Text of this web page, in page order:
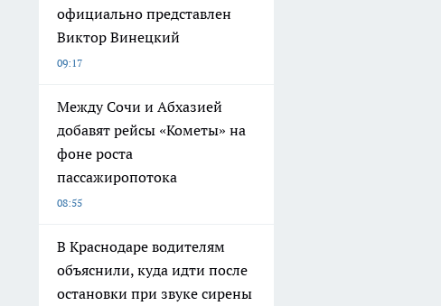
официально представлен
Виктор Винецкий
09:17
Между Сочи и Абхазией
добавят рейсы «Кометы» на
фоне роста
пассажиропотока
08:55
В Краснодаре водителям
объяснили, куда идти после
остановки при звуке сирены